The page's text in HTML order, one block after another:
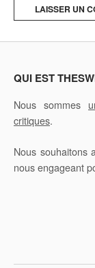
l
QUI EST
Nous sommes
critiques.
Nous souhaitons
nous engageant